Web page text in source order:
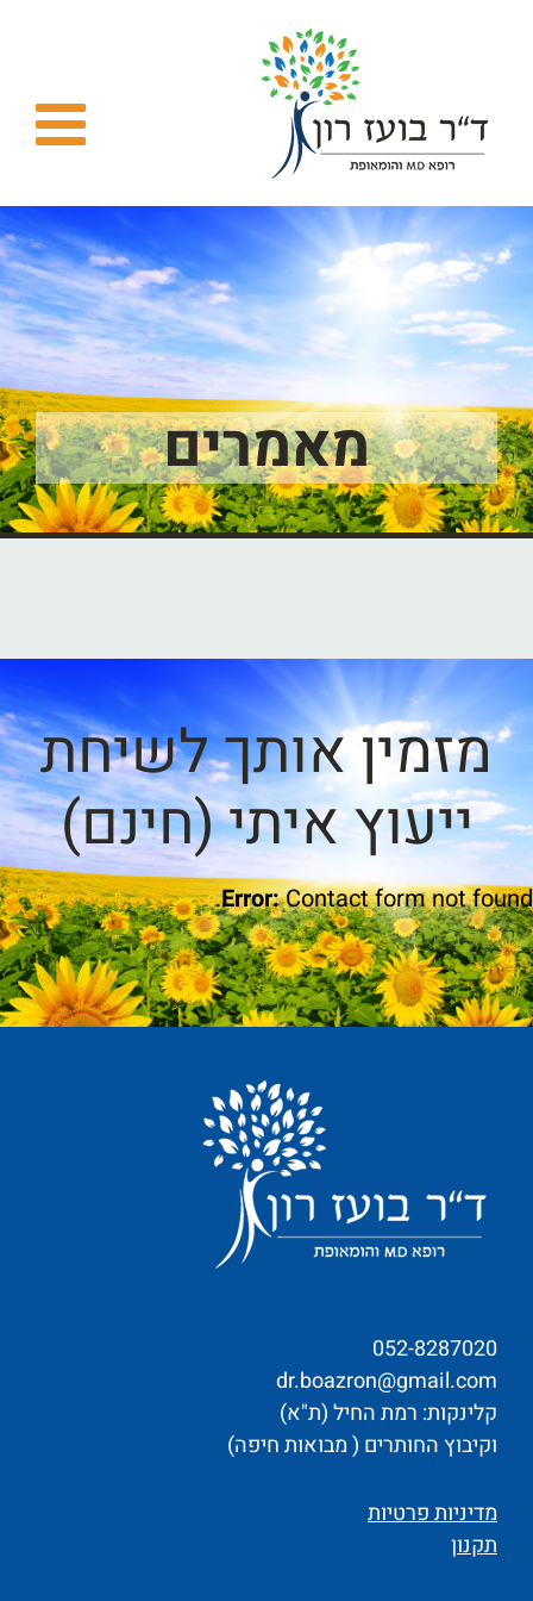
מאמרים
מזמין אותך לשיחת
ייעוץ איתי (חינם)
Error:Contact form not found.
052-8287020
dr.boazron@gmail.com
קלינקות: רמת החיל (ת"א)
וקיבוץ החותרים ( מבואות חיפה)
מדיניות פרטיות
תקנון